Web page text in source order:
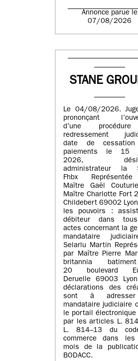
Annonce parue le
07/08/2026
STANE
Le 04/08/2026.
prononçant
d’une
redressement
date de
paiements le 15
2026,
administrateur la
Fhbx
Maître Gaël
Maître Charlotte Fort
Childebert 69002
les pouvoirs :
débiteur dans
actes concernant la
mandataire
Selarlu Martin
par Maître Pierre
britannia
20 boulevard
Deruelle 69003
déclarations des
sont à
mandataire judiciaire
le portail électronique
par les articles L.
L. 814–13 du
commerce dans les
mois de la
BODACC.